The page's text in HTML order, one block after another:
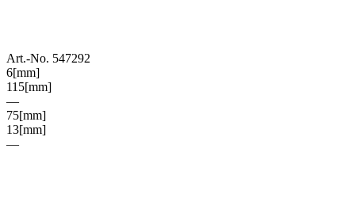
Art.-No. 547292
6[mm]
115[mm]
—
75[mm]
13[mm]
—